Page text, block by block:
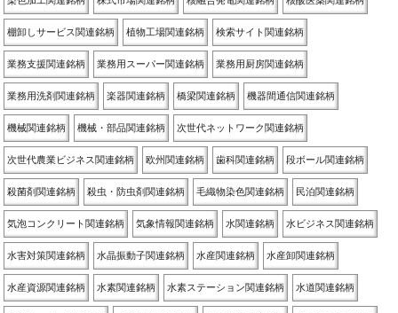
棚卸しサービス関連銘柄 植物工場関連銘柄 検索サイト関連銘柄
業務支援関連銘柄 業務用スーパー関連銘柄 業務用厨房関連銘柄
業務用洗剤関連銘柄 楽器関連銘柄 橋梁関連銘柄 機器間通信関連銘柄
機械関連銘柄 機械・部品関連銘柄 次世代ネットワーク関連銘柄
次世代農業ビジネス関連銘柄 欧州関連銘柄 歯科関連銘柄 段ボール関連銘柄
殺菌剤関連銘柄 殺虫・防虫剤関連銘柄 毛織物染色関連銘柄 民泊関連銘柄
気泡コンクリート関連銘柄 気象情報関連銘柄 水関連銘柄 水ビジネス関連銘柄
水害対策関連銘柄 水晶振動子関連銘柄 水産関連銘柄 水産卸関連銘柄
水産資源関連銘柄 水素関連銘柄 水素ステーション関連銘柄 水道関連銘柄